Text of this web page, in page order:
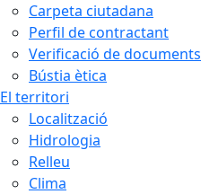
Carpeta ciutadana
Perfil de contractant
Verificació de documents
Bústia ètica
El territori
Localització
Hidrologia
Relleu
Clima